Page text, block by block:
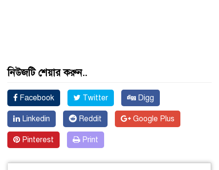
নিউজটি শেয়ার করুন..
Facebook Twitter Digg
Linkedin Reddit Google Plus
Pinterest Print